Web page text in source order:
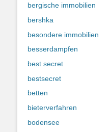
bergische immobilien
bershka
besondere immobilien
besserdampfen
best secret
bestsecret
betten
bieterverfahren
bodensee